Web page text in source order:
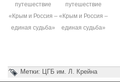
путешествие
«Крым и Россия –
единая судьба»
путешествие
«Крым и Россия –
единая судьба»
Метки: ЦГБ им. Л. Крейна